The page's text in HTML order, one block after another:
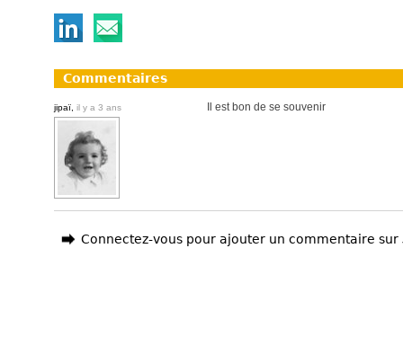
Commentaires
jipaï, il y a 3 ans Il est bon de se souvenir
Connectez-vous pour ajouter un commentaire sur